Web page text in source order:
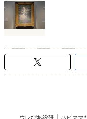
ウレぴあ総研 ハピママ*